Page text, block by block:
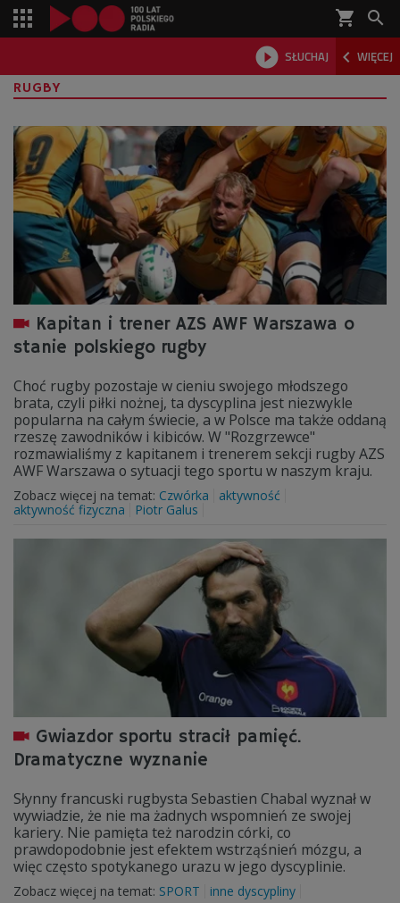
shopping_cart 
 SŁUCHAJ  WIĘCEJ

RUGBY
Kapitan i trener AZS AWF Warszawa o
stanie polskiego rugby
Choć rugby pozostaje w cieniu swojego młodszego
brata, czyli piłki nożnej, ta dyscyplina jest niezwykle
popularna na całym świecie, a w Polsce ma także oddaną
rzeszę zawodników i kibiców. W "Rozgrzewce"
rozmawialiśmy z kapitanem i trenerem sekcji rugby AZS
AWF Warszawa o sytuacji tego sportu w naszym kraju.
Zobacz więcej na temat: Czwórka
aktywność
aktywność fizyczna
Piotr Galus
Gwiazdor sportu stracił pamięć.
Dramatyczne wyznanie
Słynny francuski rugbysta Sebastien Chabal wyznał w
wywiadzie, że nie ma żadnych wspomnień ze swojej
kariery. Nie pamięta też narodzin córki, co
prawdopodobnie jest efektem wstrząśnień mózgu, a
więc często spotykanego urazu w jego dyscyplinie.
Zobacz więcej na temat: SPORT inne dyscypliny